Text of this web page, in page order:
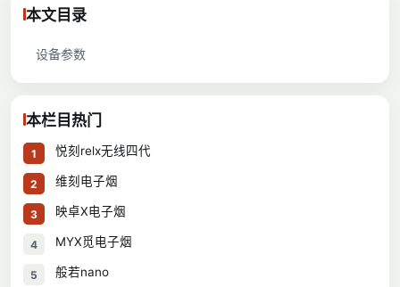
本文目录
设备参数
本栏目热门
1 悦刻relx无线四代
2 维刻电子烟
3 映卓X电子烟
4 MYX觅电子烟
5 般若nano